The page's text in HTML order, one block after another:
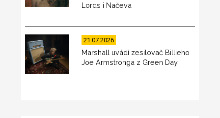
Lords i Načeva
21.07.2026
Marshall uvádí zesilovač Billieho
Joe Armstronga z Green Day